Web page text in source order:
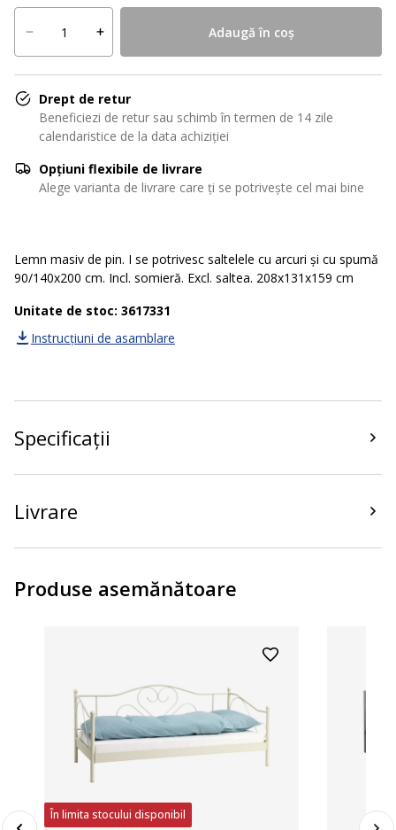
Adaugă în coș
Drept de retur
Beneficiezi de retur sau schimb în termen de 14 zile
calendaristice de la data achiziției
Opțiuni flexibile de livrare
Alege varianta de livrare care ți se potrivește cel mai bine
Lemn masiv de pin. I se potrivesc saltelele cu arcuri și cu spumă
90/140x200 cm. Incl. somieră. Excl. saltea. 208x131x159 cm
Unitate de stoc: 3617331
Instrucțiuni de asamblare
Specificații
Livrare
Produse asemănătoare
În limita stocului disponibil